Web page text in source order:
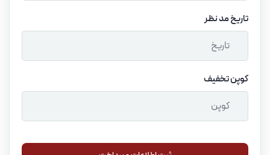
تاریخ مد نظر
کوپن تخفیف